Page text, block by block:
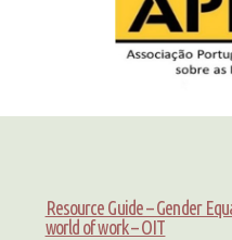
Resource Guide – Gender
world of work – OIT